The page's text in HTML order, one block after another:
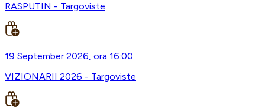
RASPUTIN - Targoviste
19 September 2026, ora 16:00
VIZIONARII 2026 - Targoviste